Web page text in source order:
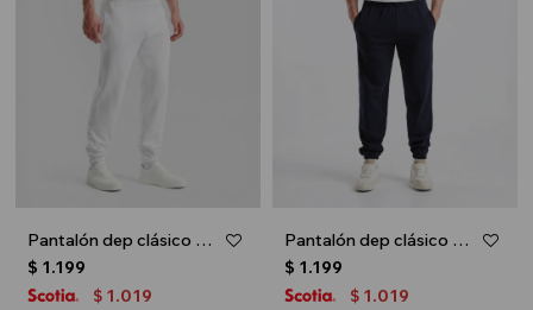
Pantalón dep clásico c/puños elásticos - UNISEX - Blanco
$ 1.199
$ 1.019
Pantalón dep clásico c/puños elásticos - UNISEX - Azul oscuro
$ 1.199
$ 1.019